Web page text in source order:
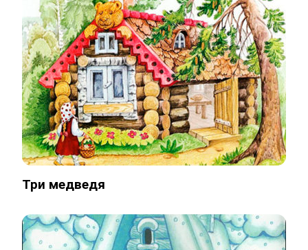
Три медведя